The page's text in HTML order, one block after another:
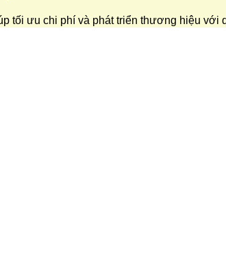
tối ưu chi phí và phát triển thương hiệu với